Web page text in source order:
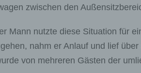
zwischen den
Mann nutzte diese Situation für
nahm er Anlauf und lief
von mehreren Gästen der